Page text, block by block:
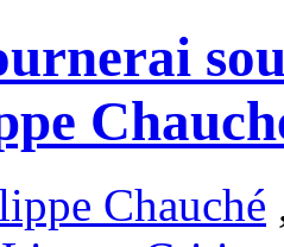
Chauché